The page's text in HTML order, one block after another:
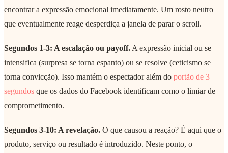
encontrar a expressão emocional imediatamente. Um rosto neutro
que eventualmente reage desperdiça a janela de parar o scroll.
Segundos 1-3: A escalação ou payoff. A expressão inicial ou se
intensifica (surpresa se torna espanto) ou se resolve (ceticismo se
torna convicção). Isso mantém o espectador além do portão de 3
segundos que os dados do Facebook identificam como o limiar de
comprometimento.
Segundos 3-10: A revelação. O que causou a reação? É aqui que o
produto, serviço ou resultado é introduzido. Neste ponto, o